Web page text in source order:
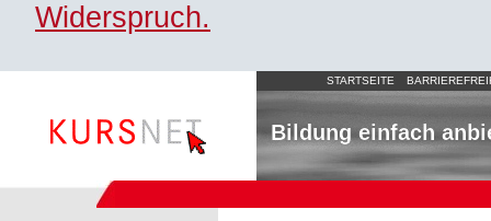
Widerspruch.
STARTSEITE
Bildung einfach